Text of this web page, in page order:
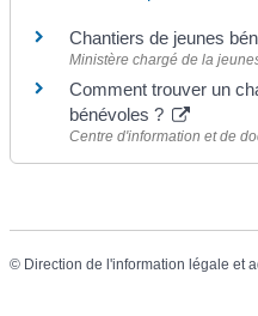
Chantiers de jeunes
Ministère chargé de la
Comment trouver un
bénévoles ?
Centre d'information et de
© Direction de l'information légale et